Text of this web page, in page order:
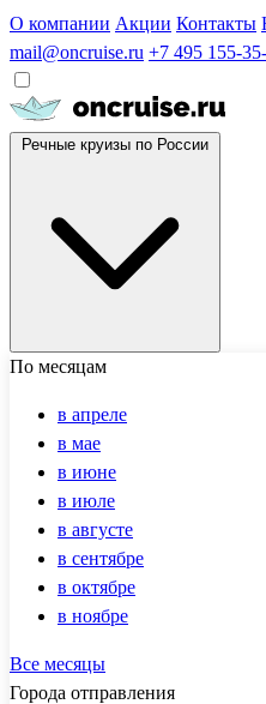
О компании Акции Контакты
mail@oncruise.ru +7 495 155-
По месяцам
в апреле
в мае
в июне
в июле
в августе
в сентябре
в октябре
в ноябре
Все месяцы
Города отправления